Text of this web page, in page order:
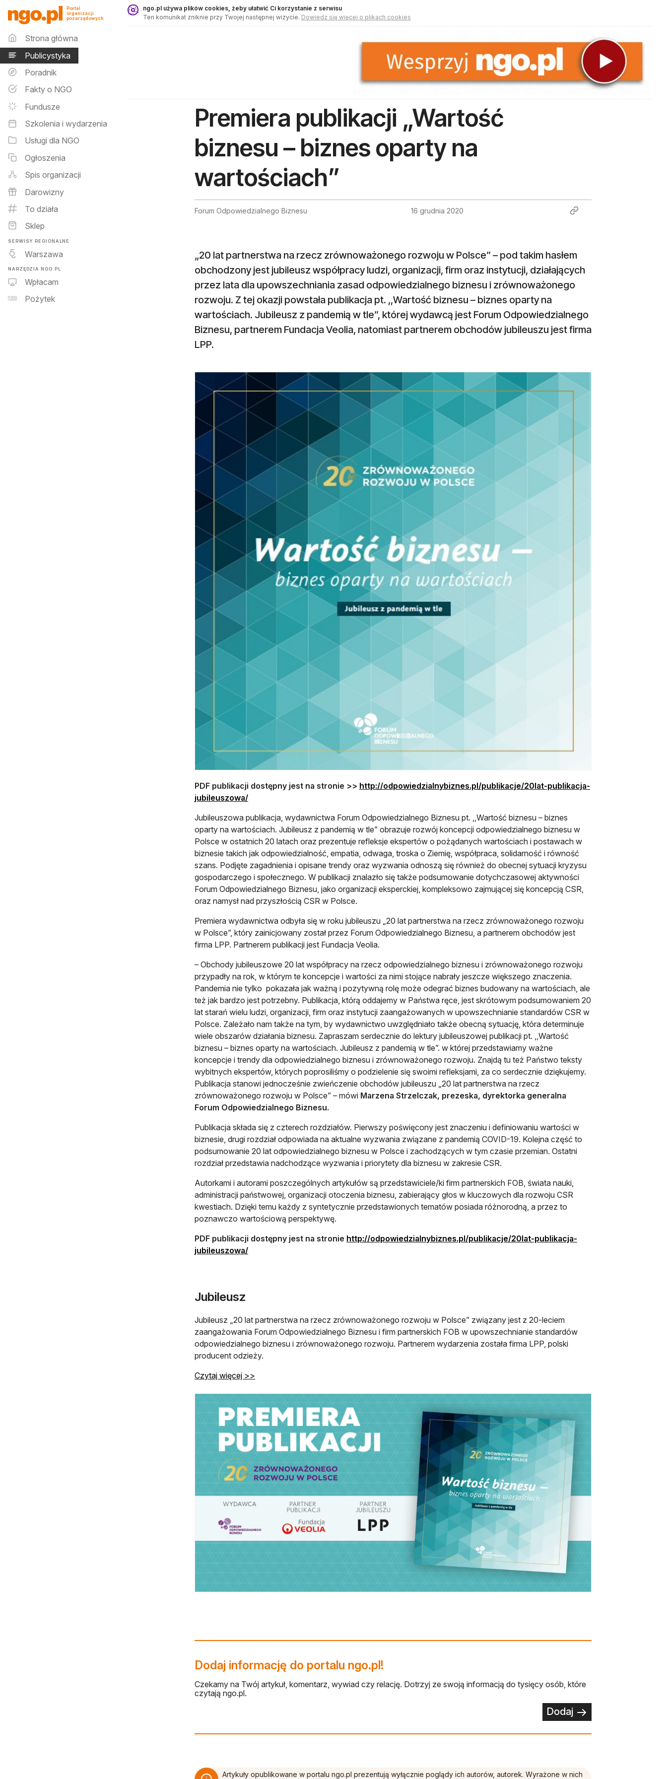
Publicystyka - ngo.pl
Portal
organizacji
pozarządowych
Menu główne
Strona główna
Publicystyka
Poradnik
Fakty o NGO
Fundusze
Szkolenia i wydarzenia
Usługi dla NGO
Ogłoszenia
Spis organizacji
Darowizny
To działa
Sklep
SERWISY REGIONALNE
Warszawa
NARZĘDZIA NGO.PL
Wpłacam
Pożytek
ngo.pl używa plików cookies, żeby ułatwić Ci korzystanie z serwisu
Ten komunikat zniknie przy Twojej następnej wizycie. Dowiedz się więcej o plikach cookies
Premiera publikacji „Wartość
biznesu – biznes oparty na
wartościach”
Forum Odpowiedzialnego Biznesu 16 grudnia 2020
„20 lat partnerstwa na rzecz zrównoważonego rozwoju w Polsce” – pod takim hasłem
obchodzony jest jubileusz współpracy ludzi, organizacji, firm oraz instytucji, działających
przez lata dla upowszechniania zasad odpowiedzialnego biznesu i zrównoważonego
rozwoju. Z tej okazji powstała publikacja pt. ,,Wartość biznesu – biznes oparty na
wartościach. Jubileusz z pandemią w tle”, której wydawcą jest Forum Odpowiedzialnego
Biznesu, partnerem Fundacja Veolia, natomiast partnerem obchodów jubileuszu jest firma
LPP.
PDF publikacji dostępny jest na stronie >> http://odpowiedzialnybiznes.pl/publikacje/20lat-publikacja-
jubileuszowa/otwiera się w nowej karcie
Jubileuszowa publikacja, wydawnictwa Forum Odpowiedzialnego Biznesu pt. ,,Wartość biznesu – biznes
oparty na wartościach. Jubileusz z pandemią w tle” obrazuje rozwój koncepcji odpowiedzialnego biznesu w
Polsce w ostatnich 20 latach oraz prezentuje refleksje ekspertów o pożądanych wartościach i postawach w
biznesie takich jak odpowiedzialność, empatia, odwaga, troska o Ziemię, współpraca, solidarność i równość
szans. Podjęte zagadnienia i opisane trendy oraz wyzwania odnoszą się również do obecnej sytuacji kryzysu
gospodarczego i społecznego. W publikacji znalazło się także podsumowanie dotychczasowej aktywności
Forum Odpowiedzialnego Biznesu, jako organizacji eksperckiej, kompleksowo zajmującej się koncepcją CSR,
oraz namysł nad przyszłością CSR w Polsce.
Premiera wydawnictwa odbyła się w roku jubileuszu „20 lat partnerstwa na rzecz zrównoważonego rozwoju
w Polsce”, który zainicjowany został przez Forum Odpowiedzialnego Biznesu, a partnerem obchodów jest
firma LPP. Partnerem publikacji jest Fundacja Veolia.
– Obchody jubileuszowe 20 lat współpracy na rzecz odpowiedzialnego biznesu i zrównoważonego rozwoju
przypadły na rok, w którym te koncepcje i wartości za nimi stojące nabrały jeszcze większego znaczenia.
Pandemia nie tylko pokazała jak ważną i pozytywną rolę może odegrać biznes budowany na wartościach, ale
też jak bardzo jest potrzebny. Publikacja, którą oddajemy w Państwa ręce, jest skrótowym podsumowaniem 20
lat starań wielu ludzi, organizacji, firm oraz instytucji zaangażowanych w upowszechnianie standardów CSR w
Polsce. Zależało nam także na tym, by wydawnictwo uwzględniało także obecną sytuację, która determinuje
wiele obszarów działania biznesu. Zapraszam serdecznie do lektury jubileuszowej publikacji pt. ,,Wartość
biznesu – biznes oparty na wartościach. Jubileusz z pandemią w tle”. w której przedstawiamy ważne
koncepcje i trendy dla odpowiedzialnego biznesu i zrównoważonego rozwoju. Znajdą tu też Państwo teksty
wybitnych ekspertów, których poprosiliśmy o podzielenie się swoimi refleksjami, za co serdecznie dziękujemy.
Publikacja stanowi jednocześnie zwieńczenie obchodów jubileuszu „20 lat partnerstwa na rzecz
zrównoważonego rozwoju w Polsce” – mówi Marzena Strzelczak, prezeska, dyrektorka generalna
Forum Odpowiedzialnego Biznesu.
Publikacja składa się z czterech rozdziałów. Pierwszy poświęcony jest znaczeniu i definiowaniu wartości w
biznesie, drugi rozdział odpowiada na aktualne wyzwania związane z pandemią COVID-19. Kolejna część to
podsumowanie 20 lat odpowiedzialnego biznesu w Polsce i zachodzących w tym czasie przemian. Ostatni
rozdział przedstawia nadchodzące wyzwania i priorytety dla biznesu w zakresie CSR.
Autorkami i autorami poszczególnych artykułów są przedstawiciele/ki firm partnerskich FOB, świata nauki,
administracji państwowej, organizacji otoczenia biznesu, zabierający głos w kluczowych dla rozwoju CSR
kwestiach. Dzięki temu każdy z syntetycznie przedstawionych tematów posiada różnorodną, a przez to
poznawczo wartościową perspektywę.
PDF publikacji dostępny jest na stronie http://odpowiedzialnybiznes.pl/publikacje/20lat-publikacja-
jubileuszowa/otwiera się w nowej karcie
Jubileusz
Jubileusz „20 lat partnerstwa na rzecz zrównoważonego rozwoju w Polsce” związany jest z 20-leciem
zaangażowania Forum Odpowiedzialnego Biznesu i firm partnerskich FOB w upowszechnianie standardów
odpowiedzialnego biznesu i zrównoważonego rozwoju. Partnerem wydarzenia została firma LPP, polski
producent odzieży.
Czytaj więcej >>
Dodaj informację do portalu ngo.pl!
Czekamy na Twój artykuł, komentarz, wywiad czy relację. Dotrzyj ze swoją informacją do tysięcy osób, które
czytają ngo.pl.
Dodaj
Artykuły opublikowane w portalu ngo.pl prezentują wyłącznie poglądy ich autorów, autorek. Wyrażone w nich